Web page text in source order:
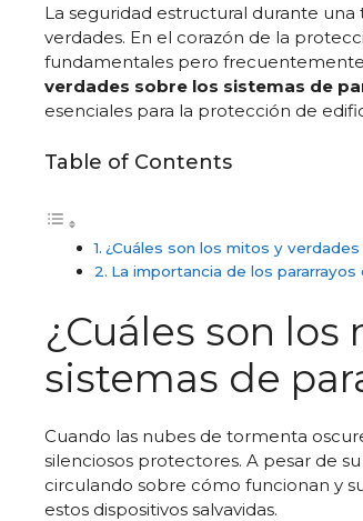
La seguridad estructural durante
verdades. En el corazón de la
fundamentales pero
verdades sobre los sistemas de
esenciales para la protección de
Table of Contents
¿Cuáles son los mitos y
La importancia de los
¿Cuáles son
sistemas de
Cuando las nubes de tormenta
silenciosos protectores. A pesar de
circulando sobre cómo funcionan y
estos dispositivos salvavidas.